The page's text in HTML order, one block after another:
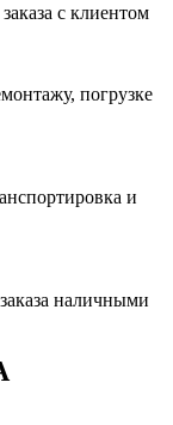
с клиентом
погрузке
и
наличными